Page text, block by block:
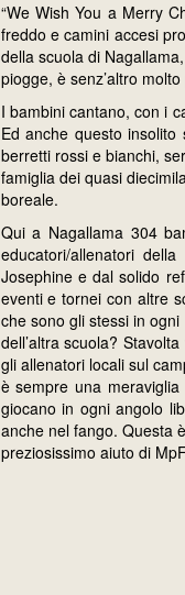
“We Wish You a Merry
freddo e camini accesi
della scuola di
piogge, è senz’altro
I bambini cantano, con i
Ed anche questo
berretti rossi e bianchi,
famiglia dei quasi
boreale.
Qui a Nagallama 304
educatori/allenatori
Josephine e dal solido
eventi e tornei con altre
che sono gli stessi in
dell’altra scuola?
gli allenatori locali sul
è sempre una
giocano in ogni angolo
anche nel fango. Questa
preziosissimo aiuto di